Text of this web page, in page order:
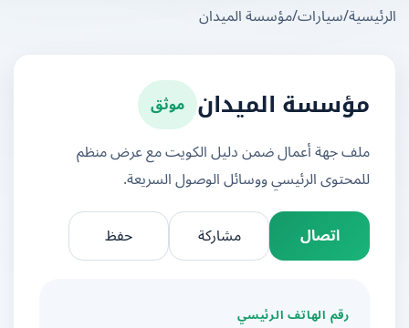
/سيارات/مؤسسة الميدان
مؤسسة الميدان موثق
ملف جهة أعمال ضمن دليل الكويت مع عرض منظم
للمحتوى الرئيسي ووسائل الوصول السريعة.
اتصال
مشاركة
رقم الهاتف الرئيسي